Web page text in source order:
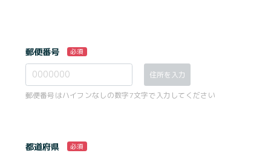
郵便番号 必須
住所を入力
郵便番号はハイフンなしの数字7文字で入力してください
都道府県 必須